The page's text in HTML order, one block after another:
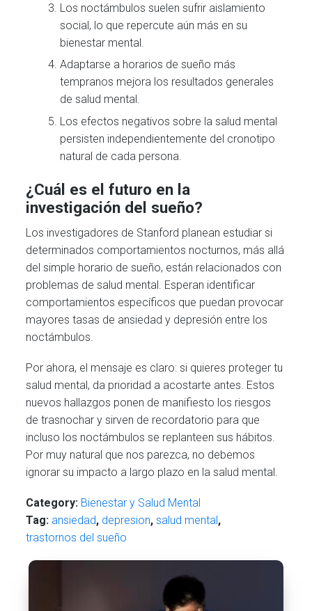
Los noctámbulos suelen sufrir aislamiento
social, lo que repercute aún más en su
bienestar mental.
Adaptarse a horarios de sueño más
tempranos mejora los resultados generales
de salud mental.
Los efectos negativos sobre la salud mental
persisten independientemente del cronotipo
natural de cada persona.
¿Cuál es el futuro en la
investigación del sueño?
Los investigadores de Stanford planean estudiar si
determinados comportamientos nocturnos, más allá
del simple horario de sueño, están relacionados con
problemas de salud mental. Esperan identificar
comportamientos específicos que puedan provocar
mayores tasas de ansiedad y depresión entre los
noctámbulos.
Por ahora, el mensaje es claro: si quieres proteger tu
salud mental, da prioridad a acostarte antes. Estos
nuevos hallazgos ponen de manifiesto los riesgos
de trasnochar y sirven de recordatorio para que
incluso los noctámbulos se replanteen sus hábitos.
Por muy natural que nos parezca, no debemos
ignorar su impacto a largo plazo en la salud mental.
Category: Bienestar y Salud Mental
Tag: ansiedad, depresion,salud mental ,
trastornos del sueño